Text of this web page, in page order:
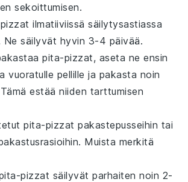
sekoittumisen.
ilmatiiviissäsäilytysastiassa
Ne säilyvät hyvin 3-4 päivää.
pita-pizzat, aseta ne ensin
vuoratulle pellille ja pakasta noin
estää niiden tarttumisen
pita-pizzat pakastepusseihin tai
. Muista merkitä
pizzat säilyvät parhaiten noin 2-